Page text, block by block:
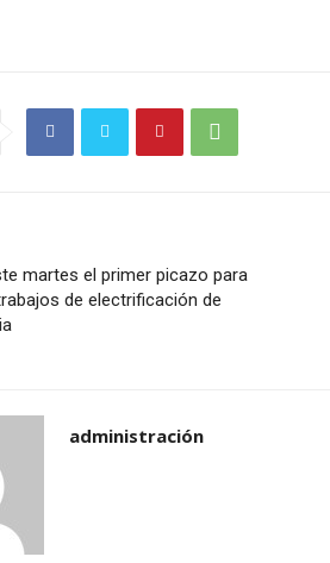
martes el primer picazo para
de electrificación de
administración